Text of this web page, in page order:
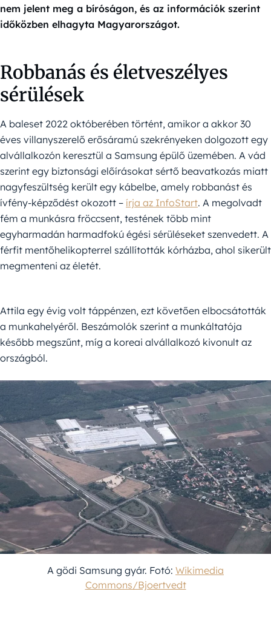
nem jelent meg a bíróságon, és az információk szerint
időközben elhagyta Magyarországot.
Robbanás és életveszélyes
sérülések
A baleset 2022 októberében történt, amikor a akkor 30
éves villanyszerelő erősáramú szekrényeken dolgozott egy
alvállalkozón keresztül a Samsung épülő üzemében. A vád
szerint egy biztonsági előírásokat sértő beavatkozás miatt
nagyfeszültség került egy kábelbe, amely robbanást és
ívfény-képződést okozott – írja az InfoStart. A megolvadt
fém a munkásra fröccsent, testének több mint
egyharmadán harmadfokú égési sérüléseket szenvedett. A
férfit mentőhelikopterrel szállították kórházba, ahol sikerült
megmenteni az életét.
Attila egy évig volt táppénzen, ezt követően elbocsátották
a munkahelyéről. Beszámolók szerint a munkáltatója
később megszűnt, míg a koreai alvállalkozó kivonult az
országból.
A gödi Samsung gyár. Fotó: Wikimedia
Commons/Bjoertvedt